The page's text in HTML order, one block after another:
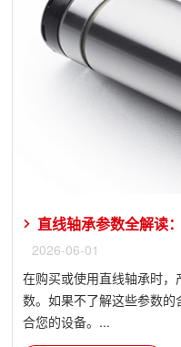
直线轴承参数全解读
2026-06-01
在购买或使用直线轴承时
数。如果不了解这些参数
合您的设备。...